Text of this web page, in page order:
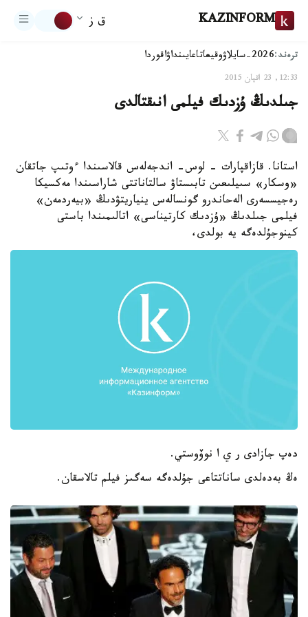
KAZINFORM ق ز
ترەند:2026-سايلاۋ وقيعاتاعايىنداۋاقوردا
12:33, 23 اقپان 2015
جىلدىڭ ۇزدىك فيلمى انىقتالدى
استانا. قازاقپارات - لوس- اندجەلەس قالاسىندا ءوتىپ جاتقان
«وسكار» سىيلىعىن تابىستاۋ سالتاناتتى شاراسىندا مەكسيكا
رەجيسسەرى الەحاندرو گونسالەس ينياريتۋدىڭ «بيەردمەن»
فيلمى جىلدىڭ «ۇزدىك كارتيناسى» اتالىمىندا باستى
كينوجۇلدەگە يە بولدى،
دەپ جازادى ر ي ا نوۆوستي.
ەڭ بەدەلدى ساناتتاعى جۇلدەگە سەگىز فيلم تالاسقان.